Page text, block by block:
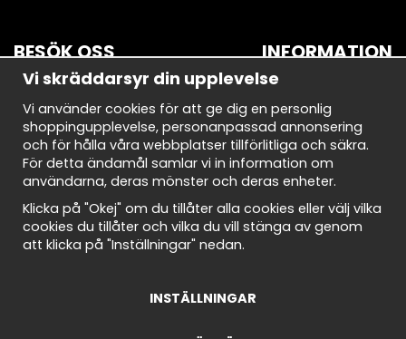
BESÖK OSS
Bryggerivägen 10
168 67 Bromma
Öppettider:
Måndag-torsdag: 10-18
Fredag: 10-18
Lördag: 10-18
Söndag: 10-18
INFORMATION
Nyhetsbrev
Avtalskund
Demodagar
Integritetspolicy
Om cookies
Cookie Inställningar
Köpvillkor
Vi skräddarsyr din upplevelse
Vi använder cookies för att ge dig en personlig
shoppingupplevelse, personanpassad annonsering
och för hålla våra webbplatser tillförlitliga och säkra.
För detta ändamål samlar vi in information om
användarna, deras mönster och deras enheter.
Klicka på "Okej" om du tillåter alla cookies eller välj vilka
cookies du tillåter och vilka du vill stänga av genom
att klicka på "Inställningar" nedan.
INSTÄLLNINGAR